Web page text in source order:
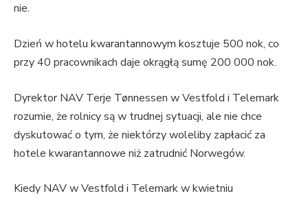
nie.
Dzień w hotelu kwarantannowym kosztuje 500 nok, co
przy 40 pracownikach daje okrągłą sumę 200 000 nok.
Dyrektor NAV Terje Tønnessen w Vestfold i Telemark
rozumie, że rolnicy są w trudnej sytuacji, ale nie chce
dyskutować o tym, że niektórzy woleliby zapłacić za
hotele kwarantannowe niż zatrudnić Norwegów.
Kiedy NAV w Vestfold i Telemark w kwietniu